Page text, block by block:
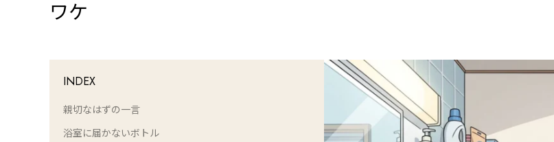
ワケ
INDEX
親切なはずの一言
浴室に届かないボトル